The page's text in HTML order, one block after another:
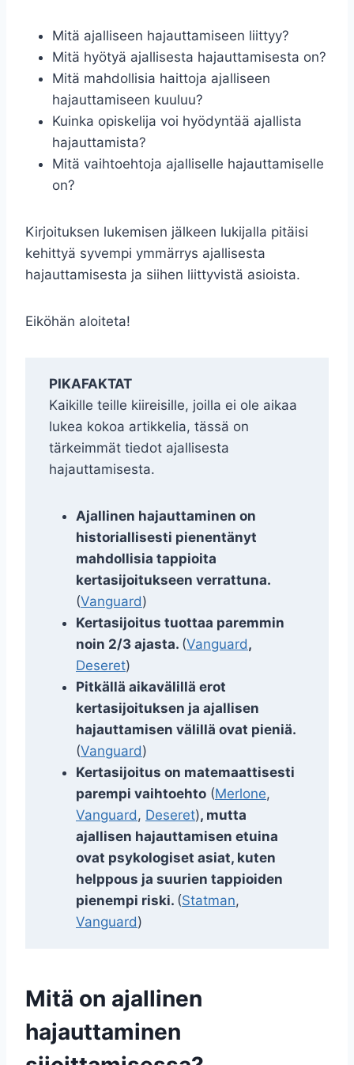
Mitä ajalliseen hajauttamiseen liittyy?
Mitä hyötyä ajallisesta hajauttamisesta on?
Mitä mahdollisia haittoja ajalliseen
hajauttamiseen kuuluu?
Kuinka opiskelija voi hyödyntää ajallista
hajauttamista?
Mitä vaihtoehtoja ajalliselle hajauttamiselle
on?
Kirjoituksen lukemisen jälkeen lukijalla pitäisi
kehittyä syvempi ymmärrys ajallisesta
hajauttamisesta ja siihen liittyvistä asioista.
Eiköhän aloiteta!
PIKAFAKTAT
Kaikille teille kiireisille, joilla ei ole aikaa
lukea kokoa artikkelia, tässä on
tärkeimmät tiedot ajallisesta
hajauttamisesta.
Ajallinen hajauttaminen on
historiallisesti pienentänyt
mahdollisia tappioita
kertasijoitukseen verrattuna.
(Vanguard)
Kertasijoitus tuottaa paremmin
noin 2/3 ajasta. (Vanguard,
Deseret)
Pitkällä aikavälillä erot
kertasijoituksen ja ajallisen
hajauttamisen välillä ovat pieniä.
(Vanguard)
Kertasijoitus on matemaattisesti
parempi vaihtoehto (Merlone,
Vanguard, Deseret), mutta
ajallisen hajauttamisen etuina
ovat psykologiset asiat, kuten
helppous ja suurien tappioiden
pienempi riski. (Statman,
Vanguard)
Mitä on ajallinen
hajauttaminen